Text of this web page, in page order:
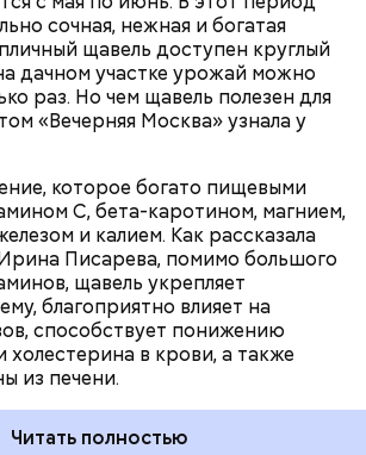
сочная, нежная и богатая
щавель доступен круглый
дачном участке урожай можно
раз. Но чем щавель полезен для
«Вечерняя Москва» узнала у
которое богато пищевыми
С, бета-каротином, магнием,
и калием. Как рассказала
Писарева, помимо большого
щавель укрепляет
благоприятно влияет на
способствует понижению
холестерина в крови, а также
из печени.
Читать полностью